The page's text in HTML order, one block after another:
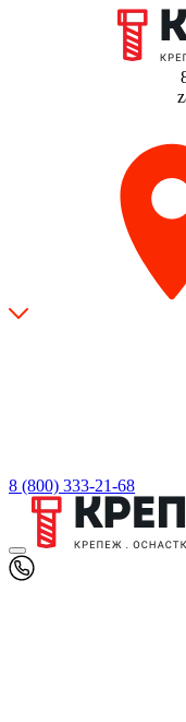
8 (800) 333-21-68